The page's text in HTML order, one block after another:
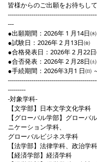
皆様からのご出願をお待ちして
---
●出願期間：2026年 1 月14日
●試験日：2026年 2 月13日㈮
●合格発表日：2026年 2 月22
●合否発表：2026年 2 月28日㈯
●手続期間：2026年3月1 日㈰
---------
-対象学科-
【文学部】日本文学文化学科
【グローバル学部】グローバ
ニケーション学科、
グローバルビジネス学科
【法学部】法律学科、政治学科
【経済学部】経済学科